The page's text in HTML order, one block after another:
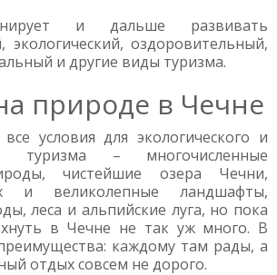
и дальше развивать
экологический, оздоровительный,
и другие виды туризма.
природе в Чечне
условия для экологического и
туризма – многочисленные
чистейшие озера Чечни,
и великолепные ландшафты,
леса и альпийские луга, но пока
в Чечне не так уж много. В
каждому там рады, а
отдых совсем не дорого.